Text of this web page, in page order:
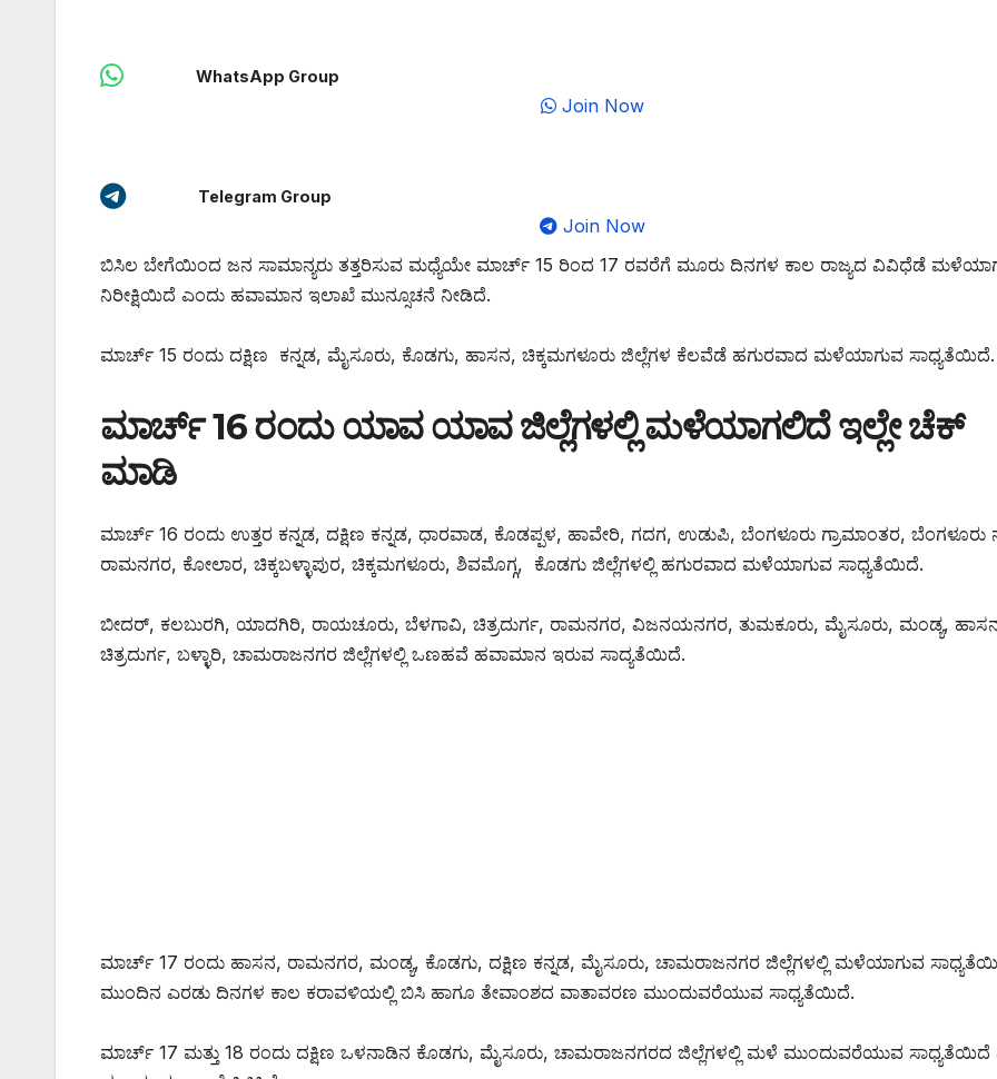
WhatsApp Group
Join Now
Telegram Group
Join Now
ಬಿಸಿಲ ಬೇಗೆಯಿಂದ ಜನ ಸಾಮಾನ್ಯರು ತತ್ತರಿಸುವ ಮಧ್ಯೆಯೇ ಮಾರ್ಚ್ 15 ರಿಂದ 17 ರವರೆಗೆ ಮೂರು ದಿನಗಳ ಕಾಲ ರಾಜ್ಯದ ವಿವಿಧೆಡೆ
ನಿರೀಕ್ಷಿಯಿದೆ ಎಂದು ಹವಾಮಾನ ಇಲಾಖೆ ಮುನ್ಸೂಚನೆ ನೀಡಿದೆ.
ಮಾರ್ಚ್ 15 ರಂದು ದಕ್ಷಿಣ ಕನ್ನಡ, ಮೈಸೂರು, ಕೊಡಗು, ಹಾಸನ, ಚಿಕ್ಕಮಗಳೂರು ಜಿಲ್ಲೆಗಳ ಕೆಲವೆಡೆ ಹಗುರವಾದ ಮಳೆಯಾಗುವ ಸಾಧ್ಯತೆಯಿದೆ.
ಮಾರ್ಚ್ 16 ರಂದು ಯಾವ ಯಾವ ಜಿಲ್ಲೆಗಳಲ್ಲಿ ಮಳೆಯಾಗಲಿದೆ ಇಲ್ಲೇ ಚೆಕ್
ಮಾಡಿ
ಮಾರ್ಚ್ 16 ರಂದು ಉತ್ತರ ಕನ್ನಡ, ದಕ್ಷಿಣ ಕನ್ನಡ, ಧಾರವಾಡ, ಕೊಡಪ್ಪಳ, ಹಾವೇರಿ, ಗದಗ, ಉಡುಪಿ, ಬೆಂಗಳೂರು ಗ್ರಾಮಾಂತರ, ಬೆಂಗಳೂರು
ರಾಮನಗರ, ಕೋಲಾರ, ಚಿಕ್ಕಬಳ್ಳಾಪುರ, ಚಿಕ್ಕಮಗಳೂರು, ಶಿವಮೊಗ್ಗ, ಕೊಡಗು ಜಿಲ್ಲೆಗಳಲ್ಲಿ ಹಗುರವಾದ ಮಳೆಯಾಗುವ ಸಾಧ್ಯತೆಯಿದೆ.
ಬೀದರ್, ಕಲಬುರಗಿ, ಯಾದಗಿರಿ, ರಾಯಚೂರು, ಬೆಳಗಾವಿ, ಚಿತ್ರದುರ್ಗ, ರಾಮನಗರ, ವಿಜನಯನಗರ, ತುಮಕೂರು, ಮೈಸೂರು, ಮಂಡ್ಯ,
ಚಿತ್ರದುರ್ಗ, ಬಳ್ಳಾರಿ, ಚಾಮರಾಜನಗರ ಜಿಲ್ಲೆಗಳಲ್ಲಿ ಒಣಹವೆ ಹವಾಮಾನ ಇರುವ ಸಾದ್ಯತೆಯಿದೆ.
ಮಾರ್ಚ್ 17 ರಂದು ಹಾಸನ, ರಾಮನಗರ, ಮಂಡ್ಯ, ಕೊಡಗು, ದಕ್ಷಿಣ ಕನ್ನಡ, ಮೈಸೂರು, ಚಾಮರಾಜನಗರ ಜಿಲ್ಲೆಗಳಲ್ಲಿ ಮಳೆಯಾಗುವ
ಮುಂದಿನ ಎರಡು ದಿನಗಳ ಕಾಲ ಕರಾವಳಿಯಲ್ಲಿ ಬಿಸಿ ಹಾಗೂ ತೇವಾಂಶದ ವಾತಾವರಣ ಮುಂದುವರೆಯುವ ಸಾಧ್ಯತೆಯಿದೆ.
ಮಾರ್ಚ್ 17 ಮತ್ತು 18 ರಂದು ದಕ್ಷಿಣ ಒಳನಾಡಿನ ಕೊಡಗು, ಮೈಸೂರು, ಚಾಮರಾಜನಗರದ ಜಿಲ್ಲೆಗಳಲ್ಲಿ ಮಳೆ ಮುಂದುವರೆಯುವ ಸಾಧ್ಯತೆಯಿದೆ